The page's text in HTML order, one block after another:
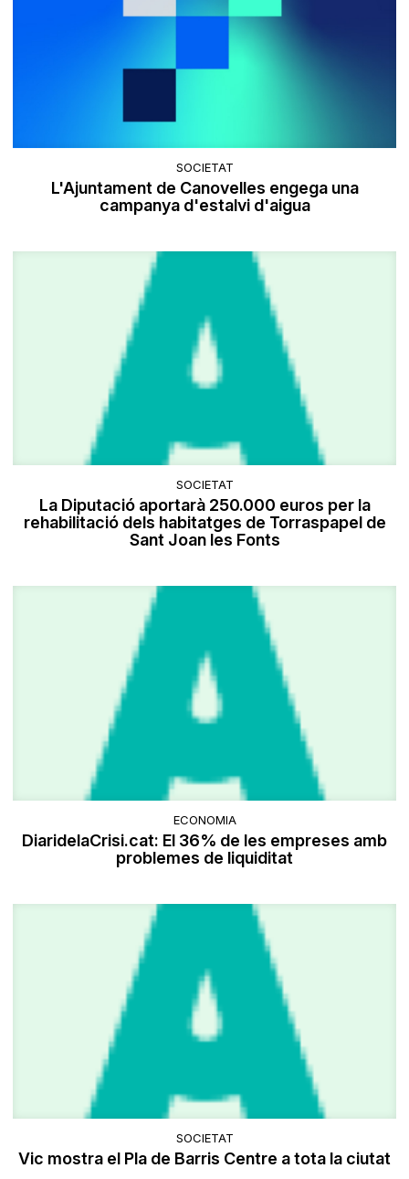
SOCIETAT
L'Ajuntament de Canovelles engega una
campanya d'estalvi d'aigua
SOCIETAT
La Diputació aportarà 250.000 euros per la
rehabilitació dels habitatges de Torraspapel de
Sant Joan les Fonts
ECONOMIA
DiaridelaCrisi.cat: El 36% de les empreses amb
problemes de liquiditat
SOCIETAT
Vic mostra el Pla de Barris Centre a tota la ciutat